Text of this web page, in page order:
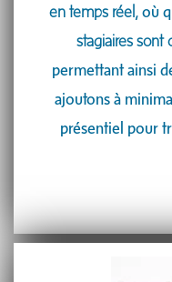
en temps réel, où
stagiaires sont
permettant ainsi
ajoutons à
présentiel pour